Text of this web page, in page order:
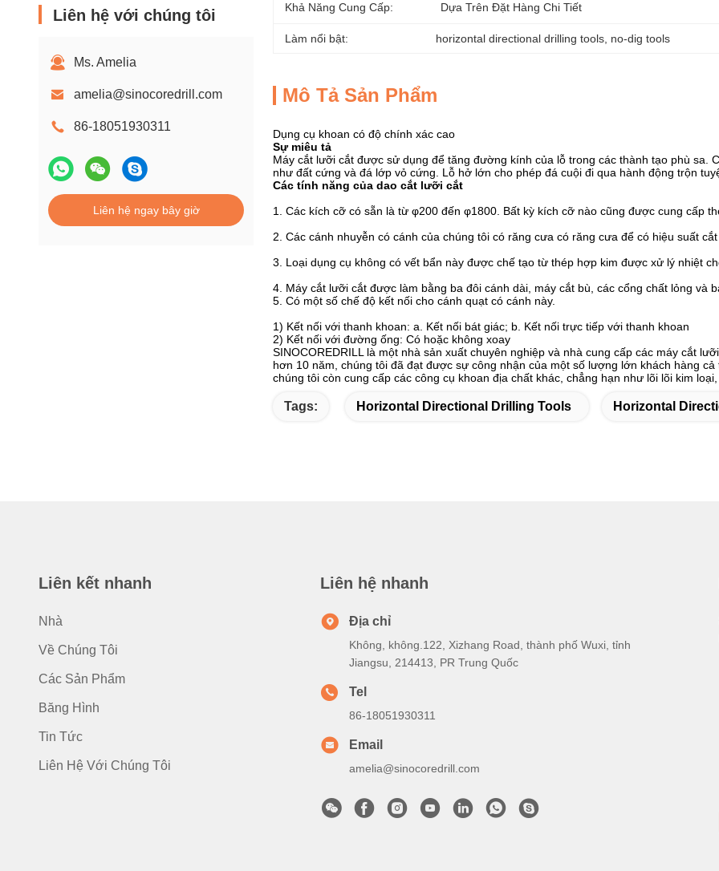
Liên hệ với chúng tôi
Ms. Amelia
amelia@sinocoredrill.com
86-18051930311
Liên hệ ngay bây giờ
Khả Năng Cung Cấp: Dựa Trên Đặt Hàng Chi Tiết
Làm nổi bật: horizontal directional drilling tools no-dig tools
Mô Tả Sản Phẩm
Dụng cụ khoan có độ chính xác cao
Sự miêu tả
Máy cắt lưỡi cắt được sử dụng để tăng đường kính của lỗ trong các thành tạo phù sa.
như đất cứng và đá lớp vỏ cứng. Lỗ hở lớn cho phép đá cuội đi qua hành động trộn
Các tính năng của dao cắt lưỡi cắt
1. Các kích cỡ có sẵn là từ φ200 đến φ1800. Bất kỳ kích cỡ nào cũng được cung cấp
2. Các cánh nhuyễn có cánh của chúng tôi có răng cưa có răng cưa để có hiệu suất
3. Loại dụng cụ không có vết bẩn này được chế tạo từ thép hợp kim được xử lý nhiệt
4. Máy cắt lưỡi cắt được làm bằng ba đôi cánh dài, máy cắt bù, các cổng chất lỏng và
5. Có một số chế độ kết nối cho cánh quạt có cánh này.
1) Kết nối với thanh khoan: a. Kết nối bát giác; b. Kết nối trực tiếp với thanh khoan
2) Kết nối với đường ống: Có hoặc không xoay
SINOCOREDRILL là một nhà sản xuất chuyên nghiệp và nhà cung cấp các máy cắt
hơn 10 năm, chúng tôi đã đạt được sự công nhận của một số lượng lớn khách hàng
chúng tôi còn cung cấp các công cụ khoan địa chất khác, chẳng hạn như lõi lõi kim
Tags: Horizontal Directional Drilling Tools Horizontal
Liên kết nhanh
Nhà
Về Chúng Tôi
Các Sản Phẩm
Băng Hình
Tin Tức
Liên Hệ Với Chúng Tôi
Liên hệ nhanh
Địa chỉ
Không, không.122, Xizhang Road, thành phố Wuxi, tỉnh
Jiangsu, 214413, PR Trung Quốc
Tel
86-18051930311
Email
amelia@sinocoredrill.com